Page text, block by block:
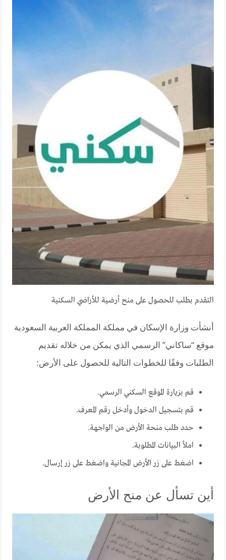
التقدم بطلب للحصول على منح أرضية للأراضي السكنية
أنشأت وزارة الإسكان في مملكة المملكة العربية السعودية
موقع “ساكاني” الرسمي الذي يمكن من خلاله تقديم
الطلبات وفقًا للخطوات التالية للحصول على الأرض:
قم بزيارة الموقع السكني الرسمي.
قم بتسجيل الدخول وأدخل رقم المعرف.
حدد طلب منحة الأرض من الواجهة.
املأ البيانات المطلوبة.
اضغط على زر الأرض المجانية واضغط على زر إرسال.
أين تسأل عن منح الأرض